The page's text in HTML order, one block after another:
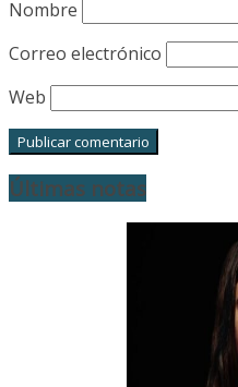
Nombre
Correo electrónico
Web
Últimas notas